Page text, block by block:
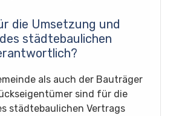
die Umsetzung und
städtebaulichen
als auch der Bauträger
sind für die
städtebaulichen Vertrags